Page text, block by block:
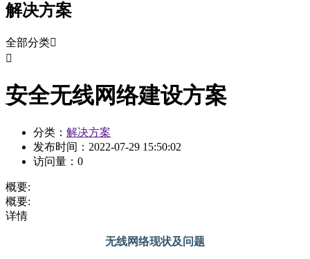
解决方案
全部分类

安全无线网络建设方案
分类： 解决方案
发布时间： 2022-07-29 15:50:02
访问量： 0
概要:
概要:
详情
无线网络现状及问题